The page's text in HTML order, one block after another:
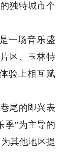
独特城市个
一场音乐盛
区、玉林特
验上相互赋
尾的即兴表
季”为主导的
其他地区提